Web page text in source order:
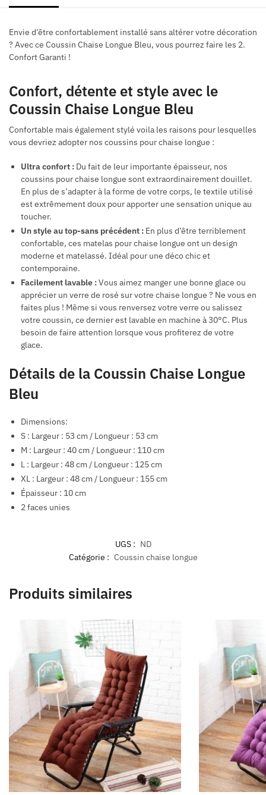
Envie d’être confortablement installé sans altérer votre décoration
? Avec ce Coussin Chaise Longue Bleu, vous pourrez faire les 2.
Confort Garanti !
Confort, détente et style avec le
Coussin Chaise Longue Bleu
Confortable mais également stylé voila les raisons pour lesquelles
vous devriez adopter nos coussins pour chaise longue :
Ultra confort : Du fait de leur importante épaisseur, nos
coussins pour chaise longue sont extraordinairement douillet.
En plus de s’adapter à la forme de votre corps, le textile utilisé
est extrêmement doux pour apporter une sensation unique au
toucher.
Un style au top-sans précédent : En plus d’être terriblement
confortable, ces matelas pour chaise longue ont un design
moderne et matelassé. Idéal pour une déco chic et
contemporaine.
Facilement lavable :Vous aimez manger une bonne glace ou
apprécier un verre de rosé sur votre chaise longue ? Ne vous en
faites plus ! Même si vous renversez votre verre ou salissez
votre coussin, ce dernier est lavable en machine à 30°C. Plus
besoin de faire attention lorsque vous profiterez de votre
glace.
Détails de la Coussin Chaise Longue
Bleu
Dimensions:
S : Largeur : 53 cm / Longueur : 53 cm
M : Largeur : 40 cm / Longueur : 110 cm
L : Largeur : 48 cm / Longueur : 125 cm
XL : Largeur : 48 cm / Longueur : 155 cm
Épaisseur : 10 cm
2 faces unies
UGS : ND
Catégorie : Coussin chaise longue
Produits similaires